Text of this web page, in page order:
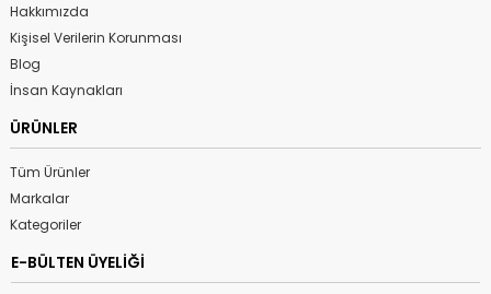
Hakkımızda
Kişisel Verilerin Korunması
Blog
İnsan Kaynakları
ÜRÜNLER
Tüm Ürünler
Markalar
Kategoriler
E-BÜLTEN ÜYELİĞİ